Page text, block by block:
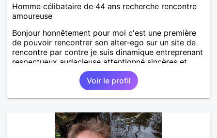
Homme célibataire de 44 ans recherche rencontre
amoureuse
Bonjour honnêtement pour moi c'est une première
de pouvoir rencontrer son alter-ego sur un site de
rencontre par contre je suis dinamique entreprenant
respectueux audacieuse attentionné sincères et
expressif et j' aime surtout les câlins et à les
partager avec humour et amour bisous à+ à bientôt
Voir le profil